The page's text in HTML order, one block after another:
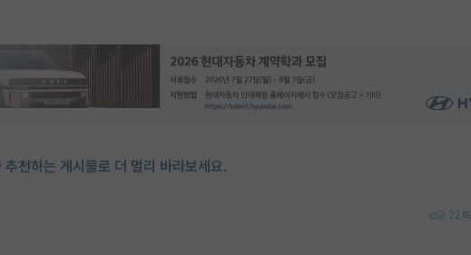
천하는 게시물로 더 멀리 바라보세요.
22